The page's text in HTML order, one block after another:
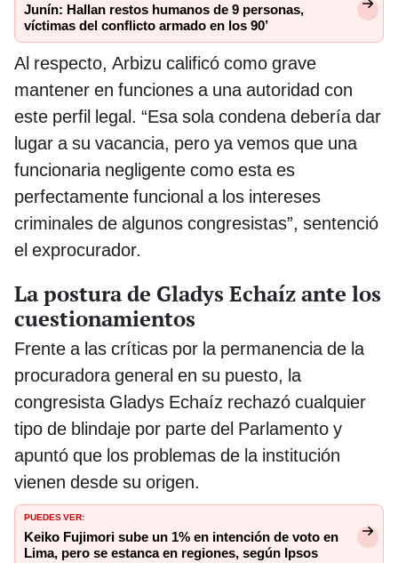
Junín: Hallan restos humanos de 9 personas,
víctimas del conflicto armado en los 90’
Al respecto, Arbizu calificó como grave
mantener en funciones a una autoridad con
este perfil legal. “Esa sola condena debería dar
lugar a su vacancia, pero ya vemos que una
funcionaria negligente como esta es
perfectamente funcional a los intereses
criminales de algunos congresistas”, sentenció
el exprocurador.
La postura de Gladys Echaíz ante los
cuestionamientos
Frente a las críticas por la permanencia de la
procuradora general en su puesto, la
congresista Gladys Echaíz rechazó cualquier
tipo de blindaje por parte del Parlamento y
apuntó que los problemas de la institución
vienen desde su origen.
PUEDES VER:
Keiko Fujimori sube un 1% en intención de voto en
Lima, pero se estanca en regiones, según Ipsos